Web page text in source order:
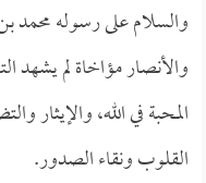
والسلام على رسوله محمد
والأنصار مؤاخاة لم يشهد
المحبة في الله، والإيثار
القلوب ونقاء الصدور.